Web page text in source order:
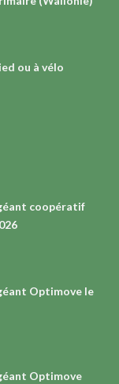
ou à vélo
coopératif
Optimove le
Optimove